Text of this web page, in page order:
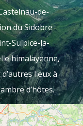
de-
du Sidobre
Sulpice-la-
himalayenne,
lieux à
d’hôtes.